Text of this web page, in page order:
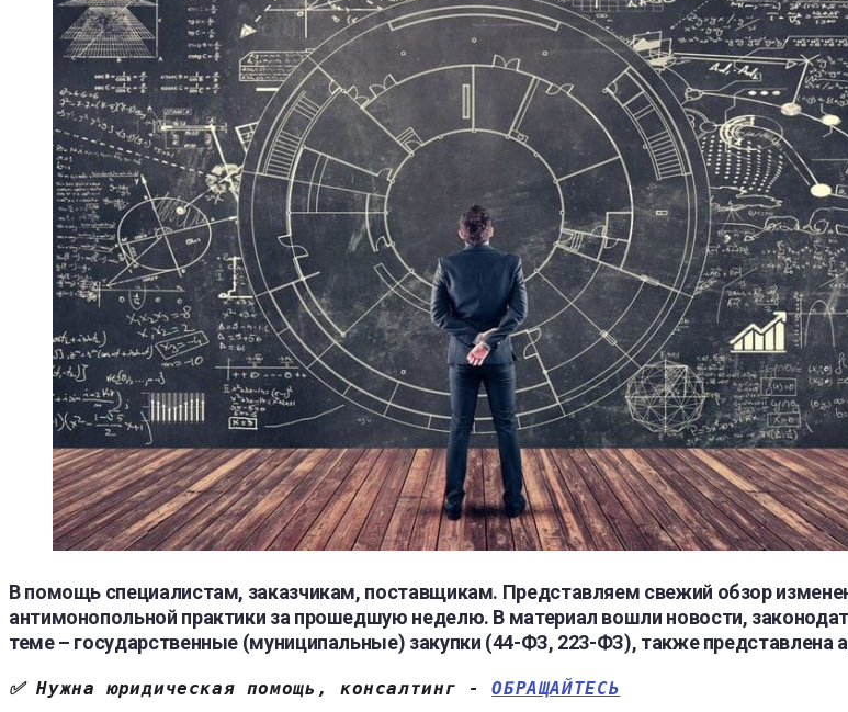
В помощь специалистам, заказчикам, поставщикам. Представляем свежий обзор
антимонопольной практики за прошедшую неделю. В материал вошли новости,
теме – государственные (муниципальные) закупки (44-ФЗ, 223-ФЗ), также представлена
✅ Нужна юридическая помощь, консалтинг - ОБРАЩАЙТЕСЬ